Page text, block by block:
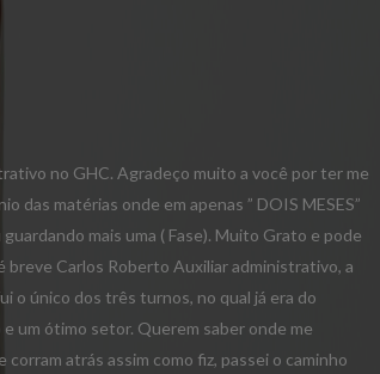
no GHC. Agradeço muito a você por ter me
das matérias onde em apenas ” DOIS MESES”
mais uma ( Fase). Muito Grato e pode
breve Carlos Roberto Auxiliar administrativo, a
o único dos três turnos, no qual já era do
um ótimo setor. Querem saber onde me
atrás assim como fiz, passei o caminho